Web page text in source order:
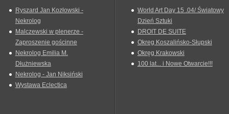
Ryszard Jan Kozłowski -
Nekrolog
Malczewski w plenerze -
Zaproszenie gościnne
Nekrolog Emilia M.
Dłużniewska
Nekrolog - Jan Niksiński
Wystawa Eclectica
World Art Day 15 .04/ Światowy
Dzień Sztuki
DROIT DE SUITE
Okreg Koszalińsko-Słupski
Okręg Krakowski
100 lat... i Nowe Otwarcie!!!